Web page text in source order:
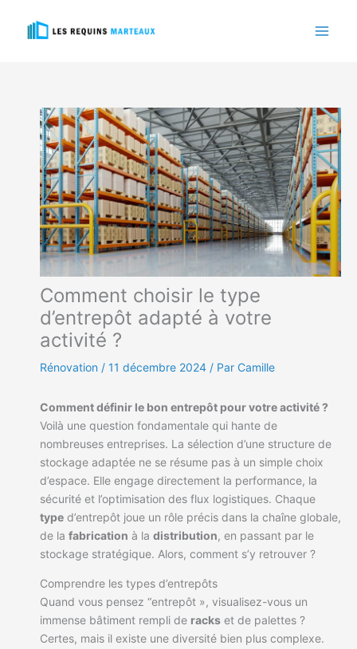
Comment choisir le type
d’entrepôt adapté à votre
activité ?
Rénovation / 11 décembre 2024 / Par Camille
Comment définir le bon entrepôt pour votre activité ?
Voilà une question fondamentale qui hante de
nombreuses entreprises. La sélection d’une structure de
stockage adaptée ne se résume pas à un simple choix
d’espace. Elle engage directement la performance, la
sécurité et l’optimisation des flux logistiques. Chaque
type d’entrepôt joue un rôle précis dans la chaîne globale,
de la fabrication à la distribution, en passant par le
stockage stratégique. Alors, comment s’y retrouver ?
Comprendre les types d’entrepôts
Quand vous pensez “entrepôt », visualisez-vous un
immense bâtiment rempli de racks et de palettes ?
Certes, mais il existe une diversité bien plus complexe.